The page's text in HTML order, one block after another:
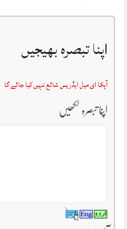
اپنا تبصرہ بھیجیں
آپکا ای میل ایڈریس شائع نہیں کیا جائے گا
اپنا تبصرہ لکھیں